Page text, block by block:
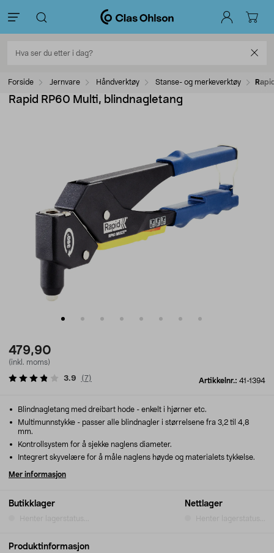
Forside Jernvare Håndverktøy Stanse- og merkeverktøy
Rapid RP60 Multi, blindnagletang
479,90
(inkl. moms)
Artikkelnr.: 41-1394
3.9 (7)
Butikklager
Henter lagerstatus...
Nettlager
Henter lagerstatus...
Blindnagletang med dreibart hode - enkelt i hjørner etc.
Multimunnstykke - passer alle blindnagler i størrelsene fra 3,2 til 4,8
mm.
Kontrollsystem for å sjekke naglens diameter.
Integrert skyvelære for å måle naglens høyde og materialets tykkelse.
Mer informasjon
Produktinformasjon